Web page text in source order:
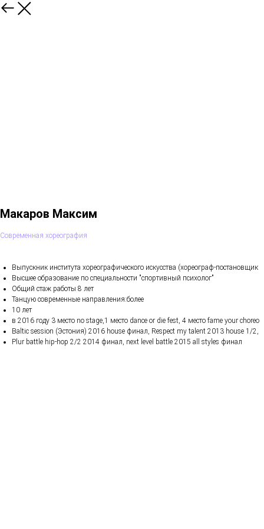
Макаров Максим
Современная хореография
Выпускник института хореографического искусства (хореограф-постановщик
Высшее образование по специальности "спортивный психолог"
Общий стаж работы 8 лет
Танцую современные направления:более
10 лет
в 2016 году 3 место no stage,1 место dance or die fest, 4 место fame your choreo
Baltic session (Эстония) 2016 house финал, Respect my talent 2013 house 1/2,
Plur battle hip-hop 2/2 2014 финал, next level battle 2015 all styles финал